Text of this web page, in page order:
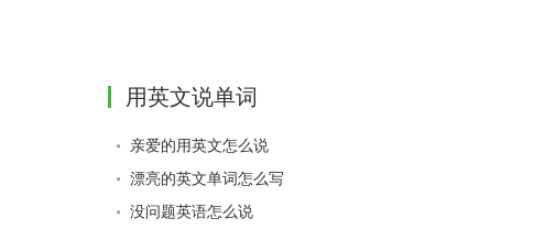
用英文说单词
亲爱的用英文怎么说
漂亮的英文单词怎么写
没问题英语怎么说